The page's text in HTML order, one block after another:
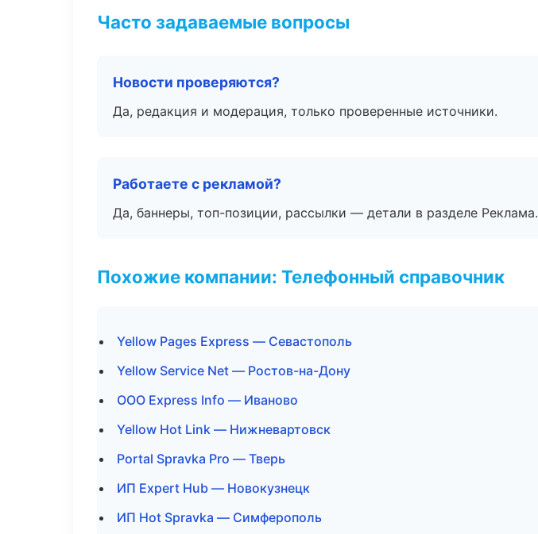
Часто задаваемые вопросы
Новости проверяются?
Да, редакция и модерация, только проверенные источники.
Работаете с рекламой?
Да, баннеры, топ-позиции, рассылки — детали в разделе Реклама.
Похожие компании: Телефонный справочник
Yellow Pages Express — Севастополь
Yellow Service Net — Ростов-на-Дону
ООО Express Info — Иваново
Yellow Hot Link — Нижневартовск
Portal Spravka Pro — Тверь
ИП Expert Hub — Новокузнецк
ИП Hot Spravka — Симферополь